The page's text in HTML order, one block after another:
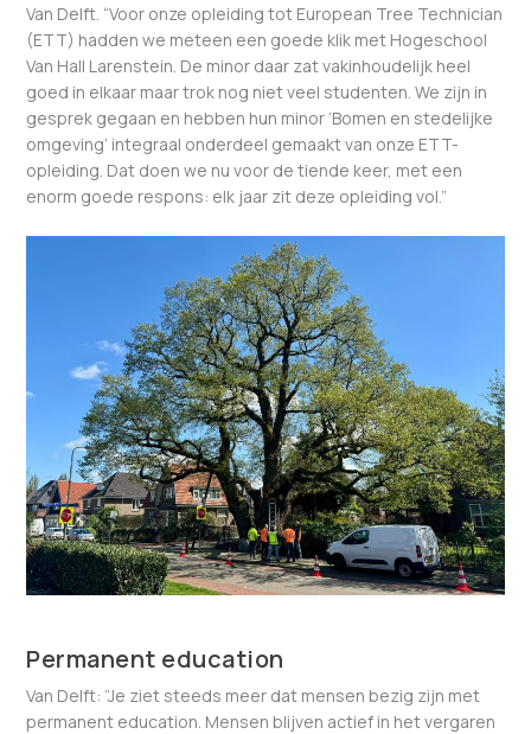
Van Delft. “Voor onze opleiding tot European Tree Technician
(ETT) hadden we meteen een goede klik met Hogeschool
Van Hall Larenstein. De minor daar zat vakinhoudelijk heel
goed in elkaar maar trok nog niet veel studenten. We zijn in
gesprek gegaan en hebben hun minor ‘Bomen en stedelijke
omgeving’ integraal onderdeel gemaakt van onze ETT-
opleiding. Dat doen we nu voor de tiende keer, met een
enorm goede respons: elk jaar zit deze opleiding vol.”
Permanent education
Van Delft: “Je ziet steeds meer dat mensen bezig zijn met
permanent education. Mensen blijven actief in het vergaren